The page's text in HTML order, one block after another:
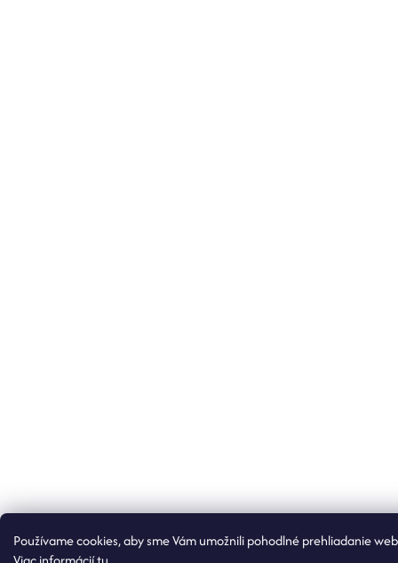
Používame cookies, aby sme Vám umožnili pohodlné prehliadanie